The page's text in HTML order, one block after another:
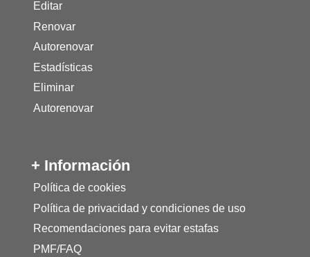
Editar
Renovar
Autorenovar
Estadísticas
Eliminar
Autorenovar
+ Información
Política de cookies
Política de privacidad y condiciones de uso
Recomendaciones para evitar estafas
PMF/FAQ